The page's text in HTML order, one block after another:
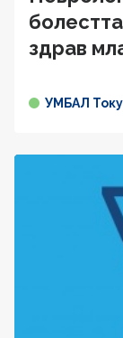
здрав
УМБАЛ